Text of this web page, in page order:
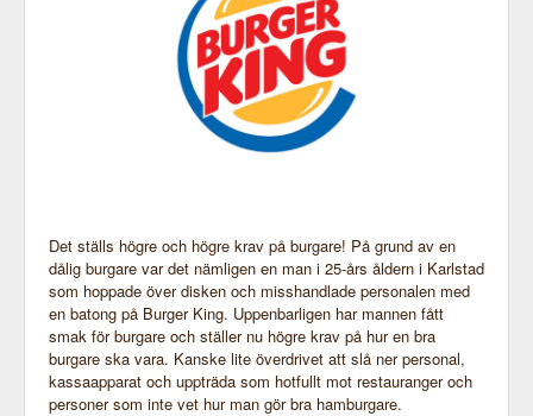
Det ställs högre och högre krav på burgare! På grund av en
dålig burgare var det nämligen en man i 25-års åldern i Karlstad
som hoppade över disken och misshandlade personalen med
en batong på Burger King. Uppenbarligen har mannen fått
smak för burgare och ställer nu högre krav på hur en bra
burgare ska vara. Kanske lite överdrivet att slå ner personal,
kassaapparat och uppträda som hotfullt mot restauranger och
personer som inte vet hur man gör bra hamburgare.